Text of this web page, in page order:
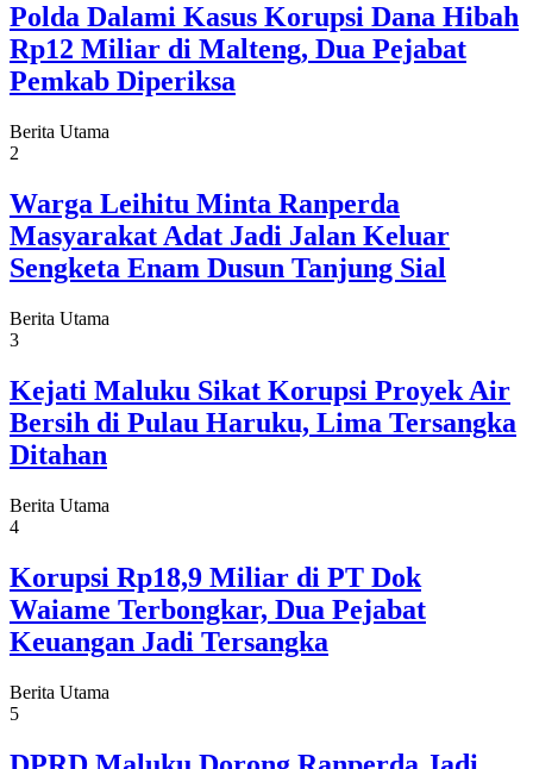
Polda Dalami Kasus Korupsi Dana Hibah
Rp12 Miliar di Malteng, Dua Pejabat
Pemkab Diperiksa
Berita Utama
2
Warga Leihitu Minta Ranperda
Masyarakat Adat Jadi Jalan Keluar
Sengketa Enam Dusun Tanjung Sial
Berita Utama
3
Kejati Maluku Sikat Korupsi Proyek Air
Bersih di Pulau Haruku, Lima Tersangka
Ditahan
Berita Utama
4
Korupsi Rp18,9 Miliar di PT Dok
Waiame Terbongkar, Dua Pejabat
Keuangan Jadi Tersangka
Berita Utama
5